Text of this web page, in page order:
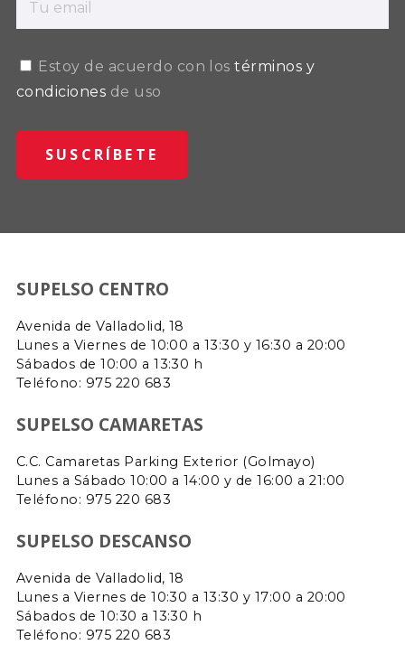
Estoy de acuerdo con lostérminos y
condiciones de uso
SUPELSO CENTRO
Avenida de Valladolid, 18
Lunes a Viernes de 10:00 a 13:30 y 16:30 a 20:00
Sábados de 10:00 a 13:30 h
Teléfono: 975 220 683
SUPELSO CAMARETAS
C.C. Camaretas Parking Exterior (Golmayo)
Lunes a Sábado 10:00 a 14:00 y de 16:00 a 21:00
Teléfono: 975 220 683
SUPELSO DESCANSO
Avenida de Valladolid, 18
Lunes a Viernes de 10:30 a 13:30 y 17:00 a 20:00
Sábados de 10:30 a 13:30 h
Teléfono: 975 220 683